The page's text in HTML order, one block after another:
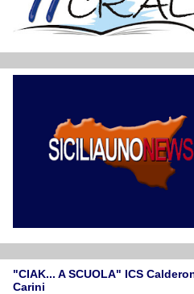
"CIAK... A SCUOLA" ICS
Carini